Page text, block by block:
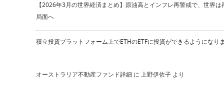
【2026年3月の世界経済まとめ】原油高とインフレ再警戒で、世界は
局面へ
積立投資プラットフォーム上でETHのETFに投資ができるようになりま
オーストラリア不動産ファンド詳細 に 上野伊佐子 より